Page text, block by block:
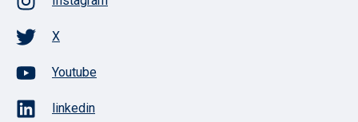
X
Youtube
linkedin